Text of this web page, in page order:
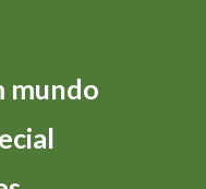
mundo